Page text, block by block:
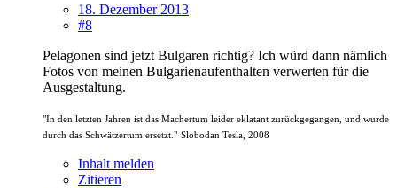
18. Dezember 2013
#8
Pelagonen sind jetzt Bulgaren richtig? Ich würd dann nämlich
Fotos von meinen Bulgarienaufenthalten verwerten für die
Ausgestaltung.
"In den letzten Jahren ist das Machertum leider eklatant zurückgegangen, und wurde
durch das Schwätzertum ersetzt." Slobodan Tesla, 2008
Inhalt melden
Zitieren